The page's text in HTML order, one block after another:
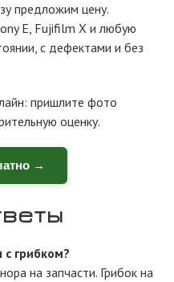
предложим цену.
E, Fujifilm X и любую
с дефектами и без
пришлите фото
оценку.
→
грибком?
на запчасти. Грибок на